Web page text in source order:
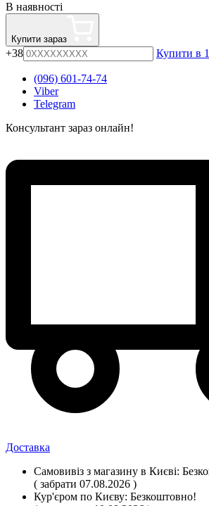
В наявності
Купити зараз
+38 Купити в
(096) 601-74-74
Viber
Telegram
Консультант зараз онлайн!
Доставка
Самовивіз з магазину в Києві:
( забрати 07.08.2026 )
Кур'єром по Києву: Безкоштовно!